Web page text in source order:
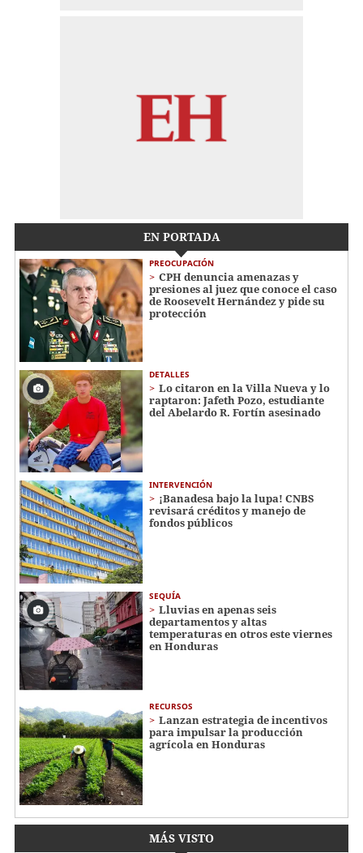
EN PORTADA
PREOCUPACIÓN
CPH denuncia amenazas y
presiones al juez que conoce el caso
de Roosevelt Hernández y pide su
protección
DETALLES
Lo citaron en la Villa Nueva y lo
raptaron: Jafeth Pozo, estudiante
del Abelardo R. Fortín asesinado
INTERVENCIÓN
¡Banadesa bajo la lupa! CNBS
revisará créditos y manejo de
fondos públicos
SEQUÍA
Lluvias en apenas seis
departamentos y altas
temperaturas en otros este viernes
en Honduras
RECURSOS
Lanzan estrategia de incentivos
para impulsar la producción
agrícola en Honduras
MÁS VISTO